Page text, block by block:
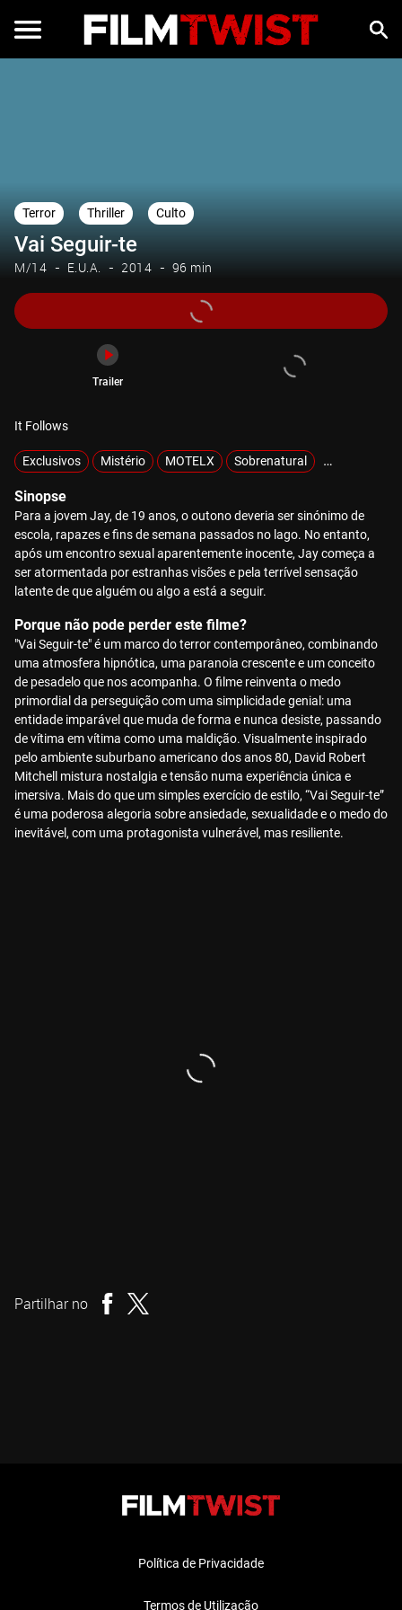
Terror Thriller Culto
Vai Seguir-te
M/14 E.U.A. 2014 96 min
Trailer
It Follows
Exclusivos Mistério MOTELX Sobrenatural
Sinopse
Para a jovem Jay, de 19 anos, o outono deveria ser sinónimo de
escola, rapazes e fins de semana passados no lago. No entanto,
após um encontro sexual aparentemente inocente, Jay começa a
ser atormentada por estranhas visões e pela terrível sensação
latente de que alguém ou algo a está a seguir.
Porque não pode perder este filme?
"Vai Seguir-te" é um marco do terror contemporâneo, combinando
uma atmosfera hipnótica, uma paranoia crescente e um conceito
de pesadelo que nos acompanha. O filme reinventa o medo
primordial da perseguição com uma simplicidade genial: uma
entidade imparável que muda de forma e nunca desiste, passando
de vítima em vítima como uma maldição. Visualmente inspirado
pelo ambiente suburbano americano dos anos 80, David Robert
Mitchell mistura nostalgia e tensão numa experiência única e
imersiva. Mais do que um simples exercício de estilo, “Vai Seguir-te”
é uma poderosa alegoria sobre ansiedade, sexualidade e o medo do
inevitável, com uma protagonista vulnerável, mas resiliente.
Partilhar no
Política de Privacidade
Termos de Utilização